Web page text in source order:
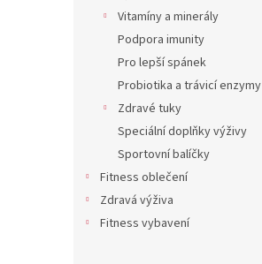
Vitamíny a minerály
Podpora imunity
Pro lepší spánek
Probiotika a trávicí enzymy
Zdravé tuky
Speciální doplňky výživy
Sportovní balíčky
Fitness oblečení
Zdravá výživa
Fitness vybavení